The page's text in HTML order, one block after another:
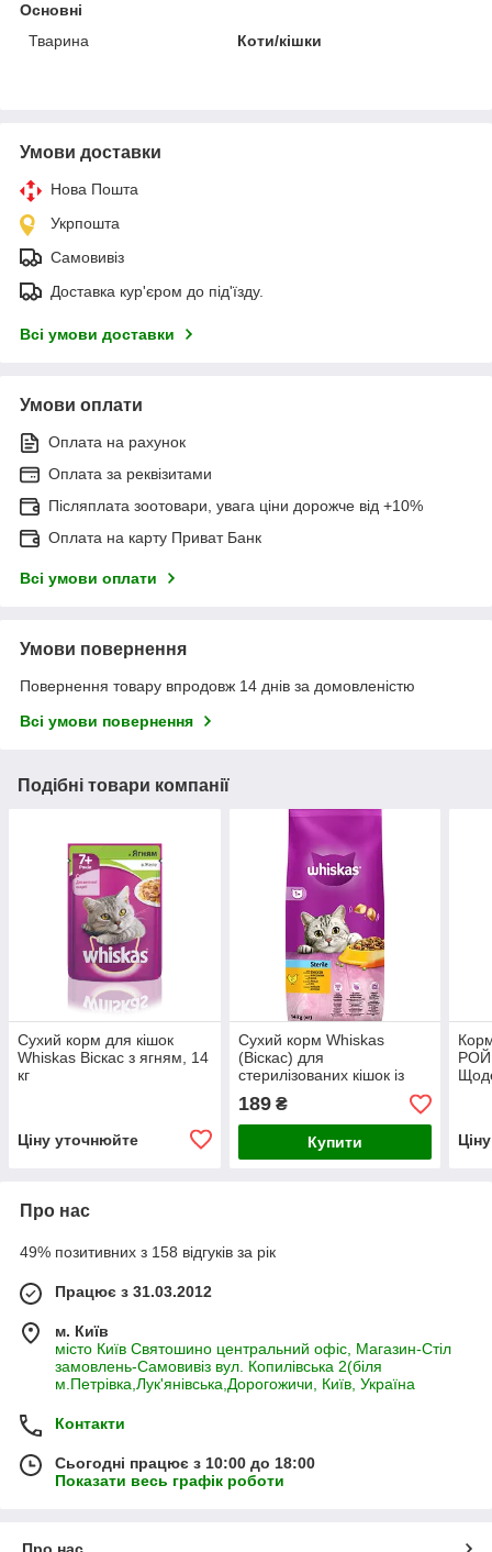
Основні
Тварина
Коти/кішки
Умови доставки
Нова Пошта
Укрпошта
Самовивіз
Доставка кур'єром до під'їзду.
Всі умови доставки
Умови оплати
Оплата на рахунок
Оплата за реквізитами
Післяплата зоотовари, увага ціни дорожче від +10%
Оплата на карту Приват Банк
Всі умови оплати
Умови повернення
Повернення товару впродовж 14 днів за домовленістю
Всі умови повернення
Подібні товари компанії
Сухий корм для кішок
Whiskas Віскас з ягням, 14
кг
Ціну уточнюйте
Сухий корм Whiskas
(Віскас) для
стерилізованих кішок із
189₴
Купити
Про нас
49% позитивних з 158 відгуків за рік
Працює з 31.03.2012
м. Київ
місто Київ Святошино центральний офіс, Магазин-Стіл
замовлень-Самовивіз вул. Копилівська 2(біля
м.Петрівка,Лук'янівська,Дорогожичи, Київ, Україна
Контакти
Сьогодні працює з 10:00 до 18:00
Показати весь графік роботи